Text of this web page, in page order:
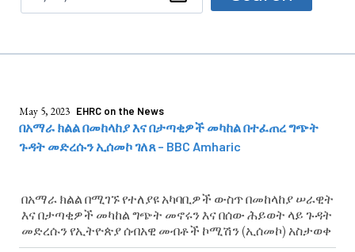
May 5, 2023 EHRC on the News
በአማራ ክልል በመከላከያ እና በታጣቂዎች መካከል በተፈጠረ ግጭት
ጉዳት መድረሱን ኢሰመኮ ገለጸ – BBC Amharic
በአማራ ክልል በሚገኙ የተለያዩ አካባቢዎች ውስጥ በመከላከያ ሠራዊት
እና በታጣቂዎች መካከል ግጭት መኖሩን እና በሰው ሕይወት ላይ ጉዳት
መድረሱን የኢትዮጵያ ሰብአዊ መብቶች ኮሚሽን (ኢሰመኮ) አስታወቀ